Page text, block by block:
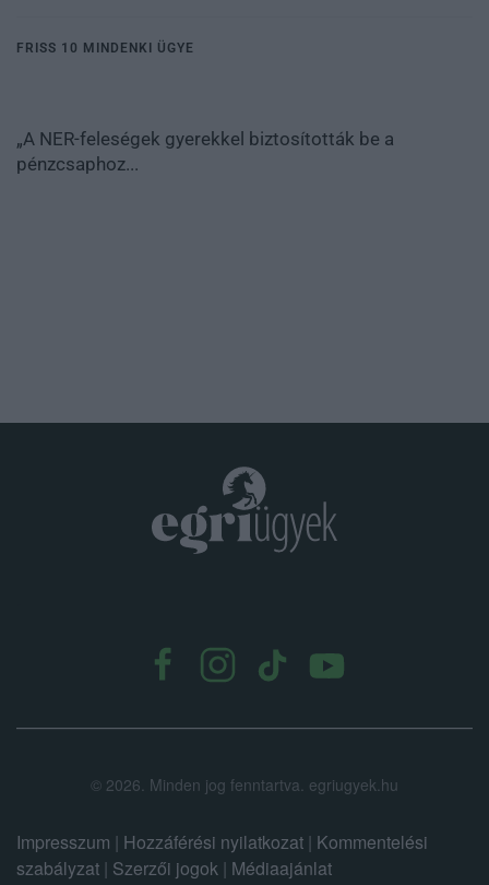
FRISS 10 MINDENKI ÜGYE
„A NER-feleségek gyerekkel biztosították be a
pénzcsaphoz...
© 2026. Minden jog fenntartva. egriugyek.hu
Impresszum | Hozzáférési nyilatkozat | Kommentelési
szabályzat | Szerzői jogok | Médiaajánlat